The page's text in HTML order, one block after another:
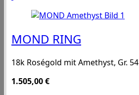
MOND RING
18k Roségold mit Amethyst, Gr. 54
1.505,00€